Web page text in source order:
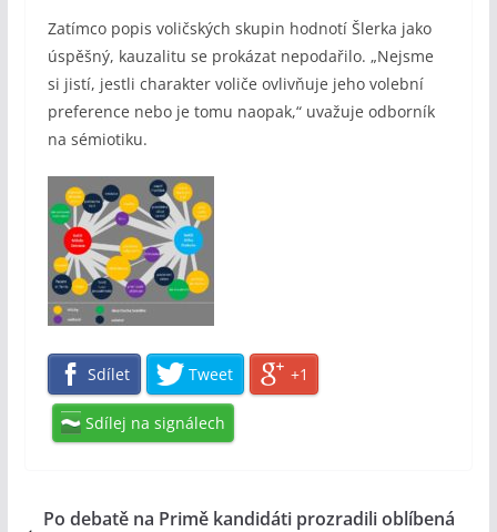
Zatímco popis voličských skupin hodnotí Šlerka jako
úspěšný, kauzalitu se prokázat nepodařilo. „Nejsme
si jistí, jestli charakter voliče ovlivňuje jeho volební
preference nebo je tomu naopak,“ uvažuje odborník
na sémiotiku.
Sdílet Tweet +1
Sdílej na signálech
Po debatě na Primě kandidáti prozradili oblíbená